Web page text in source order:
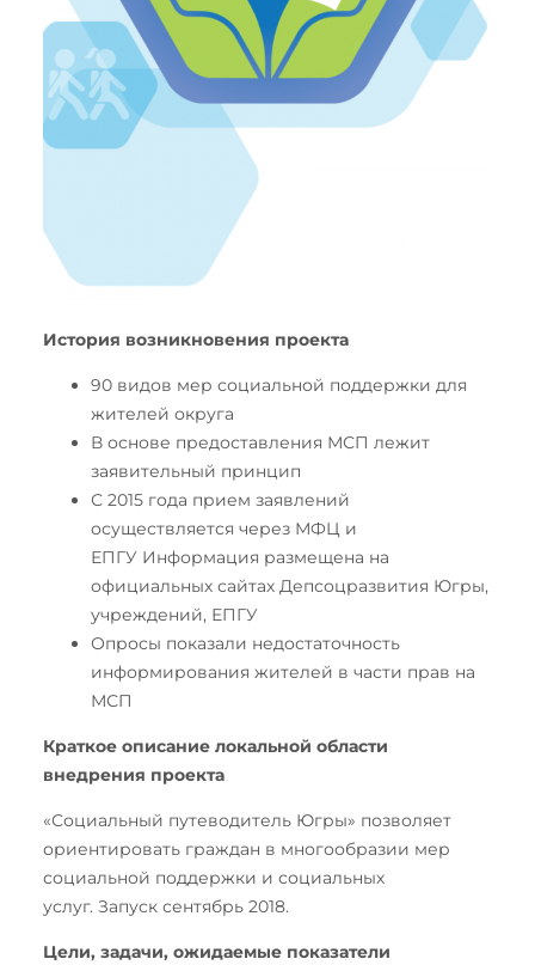
История возникновения проекта
90 видов мер социальной поддержки для
жителей округа
В основе предоставления МСП лежит
заявительный принцип
С 2015 года прием заявлений
осуществляется через МФЦ и
ЕПГУ Информация размещена на
официальных сайтах Депсоцразвития Югры,
учреждений, ЕПГУ
Опросы показали недостаточность
информирования жителей в части прав на
МСП
Краткое описание локальной области
внедрения проекта
«Социальный путеводитель Югры» позволяет
ориентировать граждан в многообразии мер
социальной поддержки и социальных
услуг. Запуск сентябрь 2018.
Цели, задачи, ожидаемые показатели